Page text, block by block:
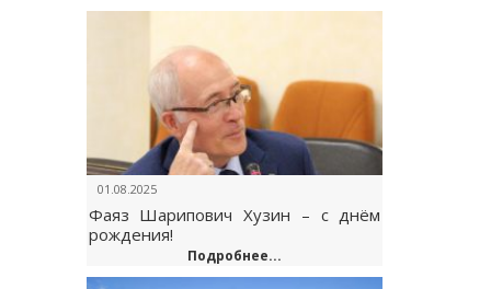
01.08.2025
Фаяз Шарипович Хузин – с днём
рождения!
Подробнее...